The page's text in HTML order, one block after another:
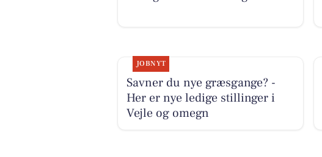
JOBNYT
Savner du nye græsgange? -
Her er nye ledige stillinger i
Vejle og omegn